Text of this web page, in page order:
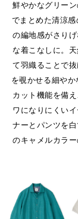
鮮やかなグリー
でまとめた清涼
の編地感がさり
な着こなしに。
て羽織ることで
を覗かせる細や
カット機能を備
ワになりにくい
ナーとパンツを
のキャメルカラ